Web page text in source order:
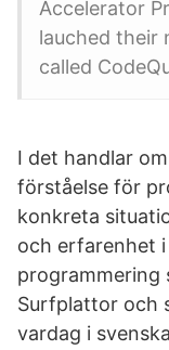
Accelerator
lauched their
called
I det handlar
förståelse för
konkreta
och erfarenhet
programmering
Surfplattor och
vardag i